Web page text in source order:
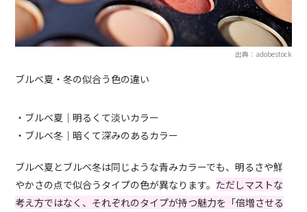
出典：adobestock
ブルベ夏・冬の似合う色の違い
・ブルベ夏｜明るくて淡いカラー
・ブルベ冬｜暗くて深みのあるカラー
ブルベ夏とブルベ冬は同じような青みカラーでも、明るさや鮮
やかさの点で似合うタイプの色が異なります。 ただしマストな
考え方ではなく、それぞれのタイプが持つ魅力を「倍増させる